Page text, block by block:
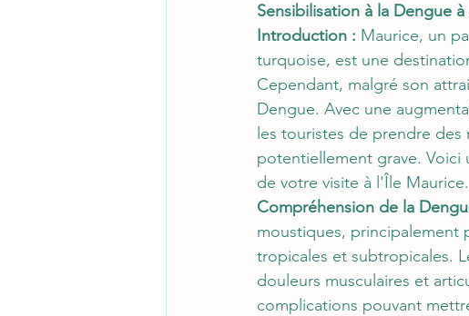
Sensibilisation à la Dengue
Introduction : Maurice, un
turquoise, est une
Cependant, malgré son
Dengue. Avec une
les touristes de prendre
potentiellement grave.
de votre visite à l'Île Maurice.
Compréhension de la
moustiques, principalement
tropicales et subtropicales.
douleurs musculaires et
complications pouvant